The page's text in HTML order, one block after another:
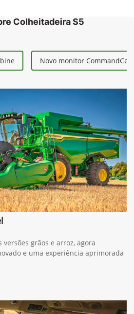
Colheitadeira S5
Novo monitor
grãos e arroz, agora
e uma experiência aprimorada